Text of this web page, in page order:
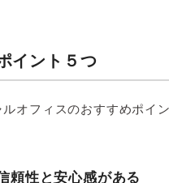
イント５つ
オフィスのおすすめポイ
性と安心感がある